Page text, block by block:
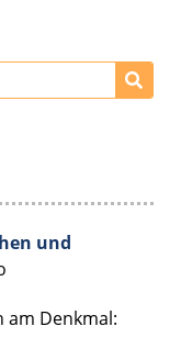
und
am Denkmal: